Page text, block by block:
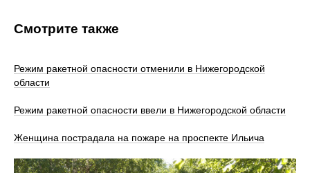
Смотрите также
Режим ракетной опасности отменили в Нижегородской
области
Режим ракетной опасности ввели в Нижегородской области
Женщина пострадала на пожаре на проспекте Ильича